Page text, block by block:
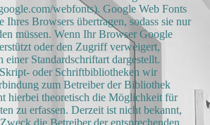
webfonts). Google Web Fonts
Ihres Browsers übertragen, sodass sie nur
müssen. Wenn Ihr Browser Google
oder den Zugriff verweigert,
einer Standardschriftart dargestellt.
oder Schriftbibliotheken wir
zum Betreiber der Bibliothek
hierbei theoretisch die Möglichkeit für
zu erfassen. Derzeit ist nicht bekannt,
die Betreiber der entsprechenden